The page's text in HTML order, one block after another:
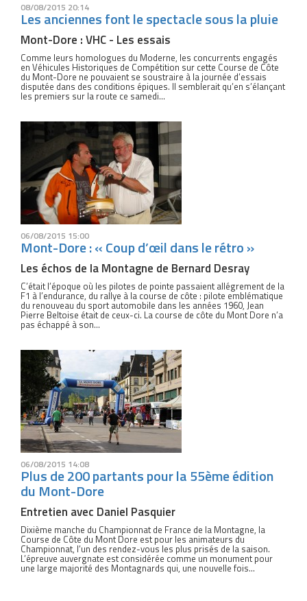
08/08/2015 20:14
Les anciennes font le spectacle sous la pluie
Mont-Dore : VHC - Les essais
Comme leurs homologues du Moderne, les concurrents engagés
en Véhicules Historiques de Compétition sur cette Course de Côte
du Mont-Dore ne pouvaient se soustraire à la journée d’essais
disputée dans des conditions épiques. Il semblerait qu’en s’élançant
les premiers sur la route ce samedi...
06/08/2015 15:00
Mont-Dore : « Coup d’œil dans le rétro »
Les échos de la Montagne de Bernard Desray
C’était l’époque où les pilotes de pointe passaient allégrement de la
F1 à l’endurance, du rallye à la course de côte : pilote emblématique
du renouveau du sport automobile dans les années 1960, Jean
Pierre Beltoise était de ceux-ci. La course de côte du Mont Dore n’a
pas échappé à son...
06/08/2015 14:08
Plus de 200 partants pour la 55ème édition
du Mont-Dore
Entretien avec Daniel Pasquier
Dixième manche du Championnat de France de la Montagne, la
Course de Côte du Mont Dore est pour les animateurs du
Championnat, l’un des rendez-vous les plus prisés de la saison.
L’épreuve auvergnate est considérée comme un monument pour
une large majorité des Montagnards qui, une nouvelle fois...